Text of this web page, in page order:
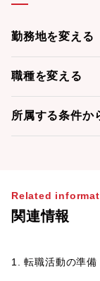
勤務地を変える
職種を変える
所属する条件か
Related
関連情報
1. 転職活動の準備